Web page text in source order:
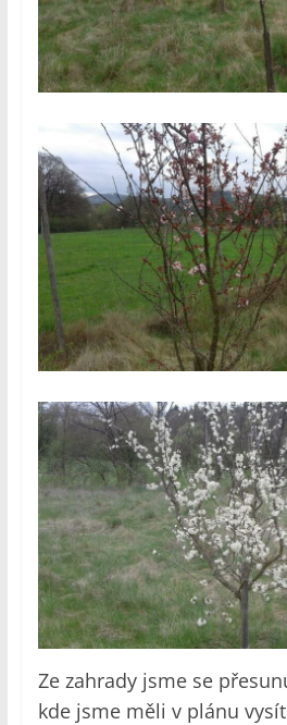
Ze zahrady jsme se
kde jsme měli v plánu